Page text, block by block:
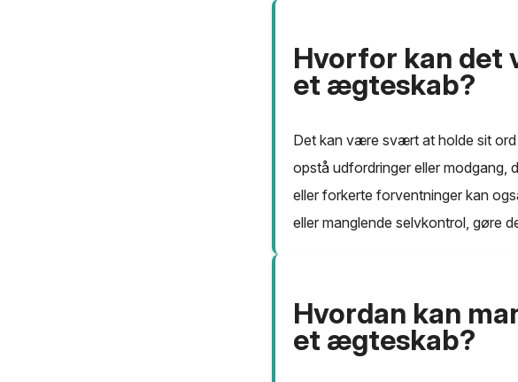
Hvorfor kan det
et ægteskab?
Det kan være svært at holde sit
opstå udfordringer eller modgang,
eller forkerte forventninger kan
eller manglende selvkontrol, gøre
Hvordan kan
et ægteskab?